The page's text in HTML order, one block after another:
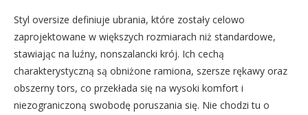
Styl oversize definiuje ubrania, które zostały celowo
zaprojektowane w większych rozmiarach niż standardowe,
stawiając na luźny, nonszalancki krój. Ich cechą
charakterystyczną są obniżone ramiona, szersze rękawy oraz
obszerny tors, co przekłada się na wysoki komfort i
niezograniczoną swobodę poruszania się. Nie chodzi tu o